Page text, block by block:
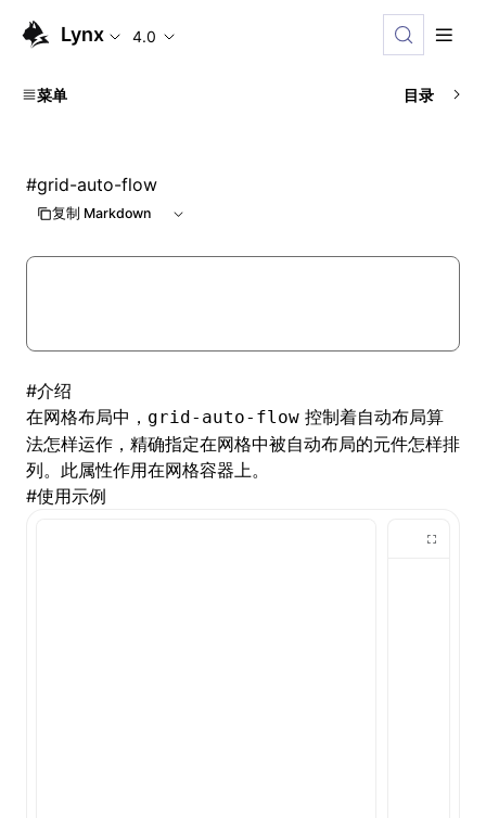
Lynx 4.0
菜单 目录
#grid-auto-flow
复制 Markdown
#介绍
在网格布局中， grid-auto-flow 控制着自动布局算
法怎样运作，精确指定在网格中被自动布局的元件怎样排
列。此属性作用在网格容器上。
#使用示例